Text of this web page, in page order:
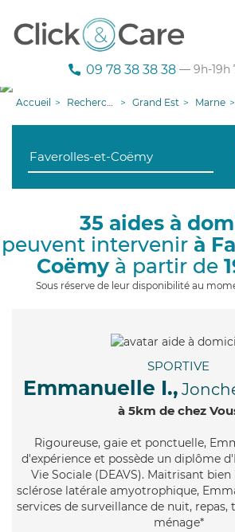
09 78 38 38 38 — 9h-19h
Accueil Recherche aide à domicile Grand Est Marne
35 aides à
peuvent intervenir à
Coëmyà partir de
Sous réserve de leur disponibilité au
SPORTIVE
Emmanuelle I.,
à 5km de chez
Rigoureuse, gaie et ponctuelle,
d'expérience et possède un diplôme
Vie Sociale (DEAVS). Maitrisant
sclérose latérale amyotrophique,
services de surveillance de nuit,
ménage*